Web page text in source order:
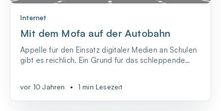
Internet
Mit dem Mofa auf der Autobahn
Appelle für den Einsatz digitaler Medien an Schulen
gibt es reichlich. Ein Grund für das schleppende
vor 10 Jahren • 1 min Lesezeit